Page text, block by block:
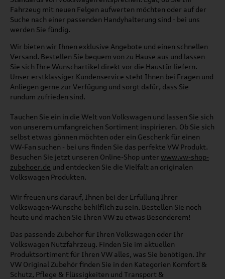
Fahrzeug mit neuen Felgen aufwerten möchten oder auf der
Suche nach einer passenden Handyhalterung sind - bei uns
werden Sie fündig.
Wir bieten wir Ihnen exklusive Angebote und einen schnellen
Versand. Bestellen Sie bequem von zu Hause aus und lassen
Sie sich Ihre Wunschartikel direkt vor die Haustür liefern.
Unser erstklassiger Kundenservice steht Ihnen bei Fragen und
Anliegen gerne zur Verfügung und sorgt dafür, dass Sie
rundum zufrieden sind.
Tauchen Sie ein in die Welt von Volkswagen und lassen Sie sich
von unserem umfangreichen Sortiment inspirieren. Ob Sie sich
selbst etwas gönnen möchten oder ein Geschenk für einen
VW-Fan suchen - bei uns finden Sie das perfekte VW Produkt.
Besuchen Sie jetzt unseren Online-Shop unter www.vw-shop-
zubehoer.de und entdecken Sie die Vielfalt an originalen
Volkswagen Produkten.
Wir freuen uns darauf, Ihnen bei der Erfüllung Ihrer
Volkswagen-Wünsche behilflich zu sein. Bestellen Sie noch
heute und machen Sie Ihren VW zu etwas Besonderem!
Das passende Zubehör für Ihren Volkswagen oder Ihr
Volkswagen Nutzfahrzeug. Finden Sie im aktuellen
Produktsortiment für Ihren VW alles, was Sie benötigen. Ihr
VW Original Zubehör finden Sie in den Kategorien Komfort &
Schutz, Pflege & Flüssigkeiten und Transport &